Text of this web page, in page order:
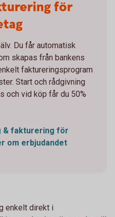
för
Du får automatisk
skapas från bankens
faktureringsprogram
Start och rådgivning
och vid köp får du 50%
& fakturering för
om erbjudandet
enkelt direkt i